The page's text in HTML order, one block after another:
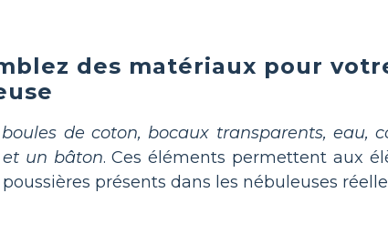
des matériaux pour
boules de coton, bocaux transparents, eau,
un bâton. Ces éléments permettent aux
poussières présents dans les nébuleuses